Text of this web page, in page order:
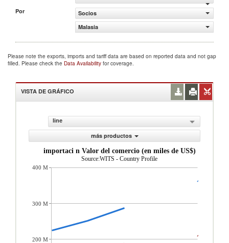
Por
Socios
Malasia
Please note the exports, imports and tariff data are based on reported data and not gap
filled. Please check the Data Availability for coverage.
VISTA DE GRÁFICO
line
más productos
importaci n Valor del comercio (en miles de US$)
Source:WITS - Country Profile
400 M
300 M
200 M